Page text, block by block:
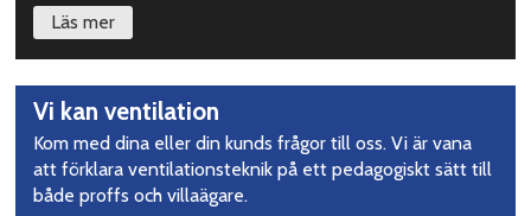
Läs mer
Vi kan ventilation
Kom med dina eller din kunds frågor till oss. Vi är vana
att förklara ventilationsteknik på ett pedagogiskt sätt till
både proffs och villaägare.